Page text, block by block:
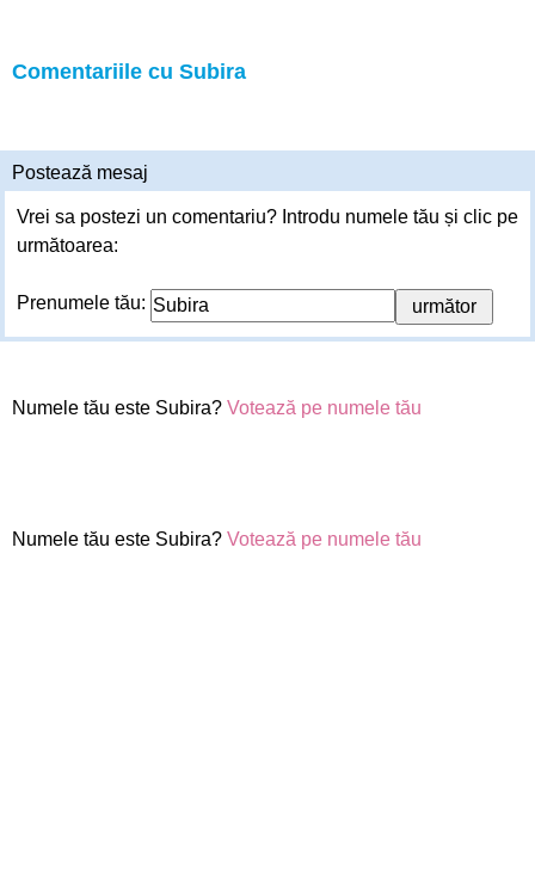
Comentariile cu Subira
Postează mesaj
Vrei sa postezi un comentariu? Introdu numele tău și clic pe
următoarea:
Prenumele tău:
Numele tău este Subira? Votează pe numele tău
Numele tău este Subira? Votează pe numele tău